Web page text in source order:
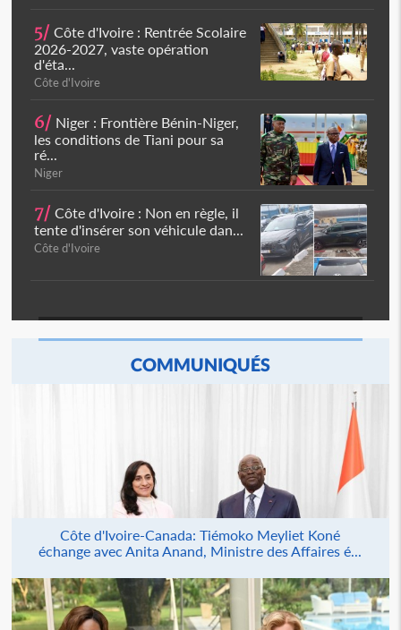
5/ Côte d'Ivoire : Rentrée Scolaire
2026-2027, vaste opération
d'éta...
Côte d'Ivoire
6/ Niger : Frontière Bénin-Niger,
les conditions de Tiani pour sa
ré...
Niger
7/ Côte d'Ivoire : Non en règle, il
tente d'insérer son véhicule dan...
Côte d'Ivoire
COMMUNIQUÉS
Côte d'Ivoire-Canada: Tiémoko Meyliet Koné
échange avec Anita Anand, Ministre des Affaires é...